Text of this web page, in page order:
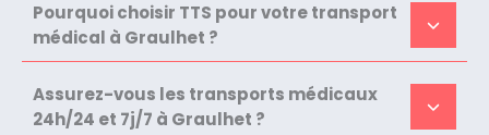
Pourquoi choisir TTS pour votre transport
médical à Graulhet ?
Assurez-vous les transports médicaux
24h/24 et 7j/7 à Graulhet ?